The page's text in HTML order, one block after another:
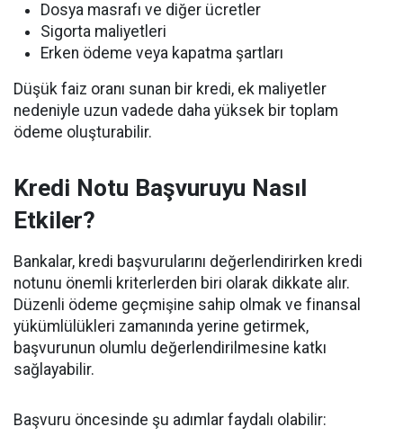
Dosya masrafı ve diğer ücretler
Sigorta maliyetleri
Erken ödeme veya kapatma şartları
Düşük faiz oranı sunan bir kredi, ek maliyetler
nedeniyle uzun vadede daha yüksek bir toplam
ödeme oluşturabilir.
Kredi Notu Başvuruyu Nasıl
Etkiler?
Bankalar, kredi başvurularını değerlendirirken kredi
notunu önemli kriterlerden biri olarak dikkate alır.
Düzenli ödeme geçmişine sahip olmak ve finansal
yükümlülükleri zamanında yerine getirmek,
başvurunun olumlu değerlendirilmesine katkı
sağlayabilir.
Başvuru öncesinde şu adımlar faydalı olabilir: